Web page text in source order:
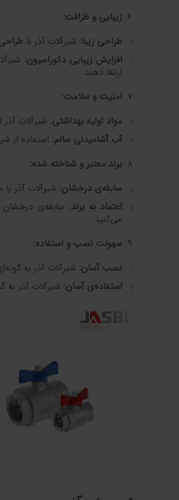
زیبایی و ظرافت:
طراحی زیبا: شیرآلات آذر با
افزایش زیبایی دکوراسیون:
ارتقا دهند.
امنیت و سلامت:
مواد اولیه بهداشتی: شیرآلات آذر
آب آشامیدنی سالم: استفاده از
برند معتبر و شناخته شده:
سابقه‌ی درخشان: شیرآلات آذر
اعتماد به برند: سابقه‌ی
می‌کنید.
سهولت نصب و استفاده:
نصب آسان: شیرآلات آذر به
استفاده‌ی آسان: شیرآلات آذر به